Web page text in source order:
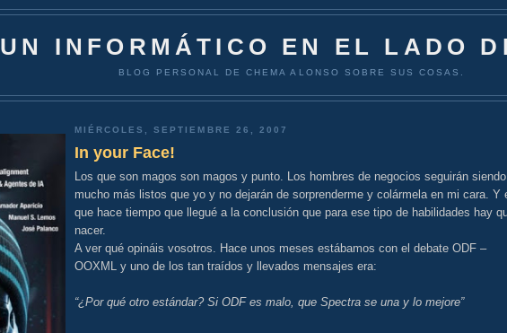
UN INFORMÁTICO EN EL LADO
BLOG PERSONAL DE CHEMA ALONSO SOBRE SUS COSAS.
MIÉRCOLES, SEPTIEMBRE 26, 2007
In your Face!
Los que son magos son magos y punto. Los hombres de negocios seguirán siendo
mucho más listos que yo y no dejarán de sorprenderme y colármela en mi cara. Y
que hace tiempo que llegué a la conclusión que para ese tipo de habilidades hay
nacer.
A ver qué opináis vosotros. Hace unos meses estábamos con el debate ODF –
OOXML y uno de los tan traídos y llevados mensajes era:
“¿Por qué otro estándar? Si ODF es malo, que Spectra se una y lo mejore”